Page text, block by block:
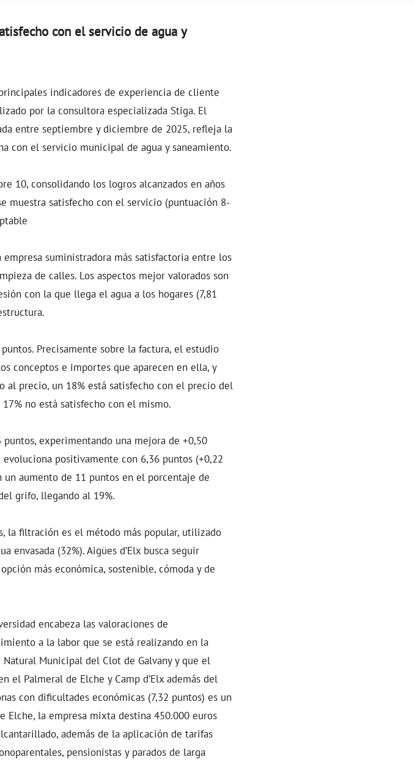
con el servicio de agua y
indicadores de experiencia de cliente
por la consultora especializada Stiga. El
entre septiembre y diciembre de 2025, refleja la
con el servicio municipal de agua y saneamiento.
10, consolidando los logros alcanzados en años
muestra satisfecho con el servicio (puntuación 8-
suministradora más satisfactoria entre los
de calles. Los aspectos mejor valorados son
con la que llega el agua a los hogares (7,81
Precisamente sobre la factura, el estudio
conceptos e importes que aparecen en ella, y
al precio, un 18% está satisfecho con el precio del
no está satisfecho con el mismo.
experimentando una mejora de +0,50
positivamente con 6,36 puntos (+0,22
aumento de 11 puntos en el porcentaje de
grifo, llegando al 19%.
la filtración es el método más popular, utilizado
envasada (32%). Aigües d’Elx busca seguir
más económica, sostenible, cómoda y de
encabeza las valoraciones de
a la labor que se está realizando en la
Municipal del Clot de Galvany y que el
el Palmeral de Elche y Camp d’Elx además del
con dificultades económicas (7,32 puntos) es un
Elche, la empresa mixta destina 450.000 euros
además de la aplicación de tarifas
pensionistas y parados de larga